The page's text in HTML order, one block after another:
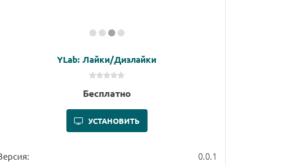
YLab: Лайки/Дизлайки
Бесплатно
УСТАНОВИТЬ
0.0.1